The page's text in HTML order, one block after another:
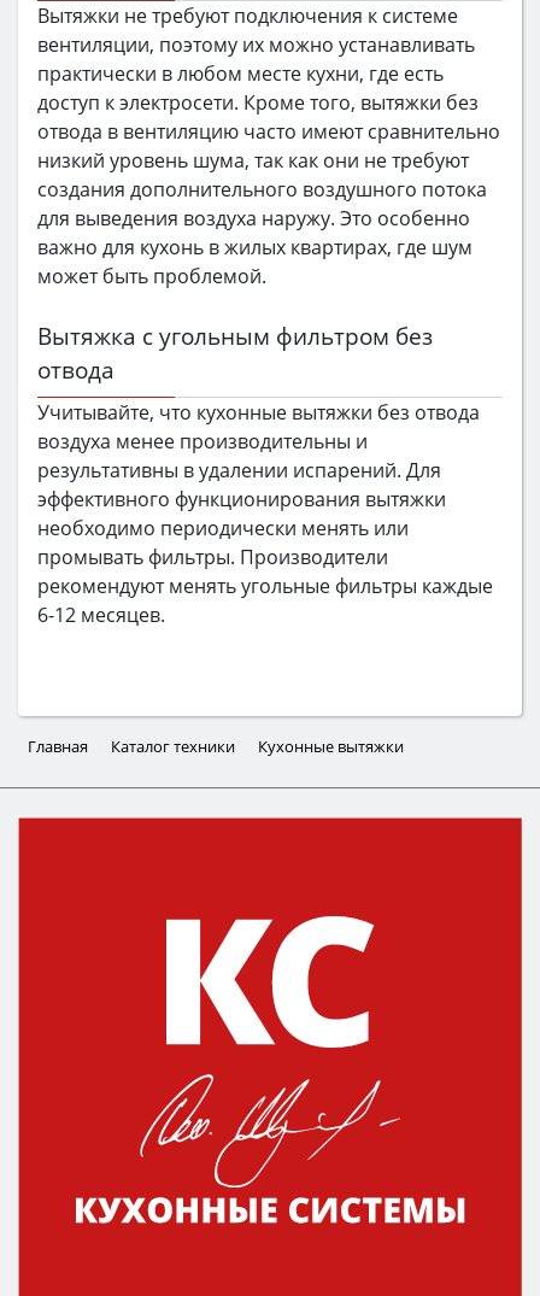
Вытяжки не требуют подключения к системе
вентиляции, поэтому их можно устанавливать
практически в любом месте кухни, где есть
доступ к электросети. Кроме того, вытяжки без
отвода в вентиляцию часто имеют сравнительно
низкий уровень шума, так как они не требуют
создания дополнительного воздушного потока
для выведения воздуха наружу. Это особенно
важно для кухонь в жилых квартирах, где шум
может быть проблемой.
Вытяжка с угольным фильтром без
отвода
Учитывайте, что кухонные вытяжки без отвода
воздуха менее производительны и
результативны в удалении испарений. Для
эффективного функционирования вытяжки
необходимо периодически менять или
промывать фильтры. Производители
рекомендуют менять угольные фильтры каждые
6-12 месяцев.
Главная Каталог техники Кухонные вытяжки